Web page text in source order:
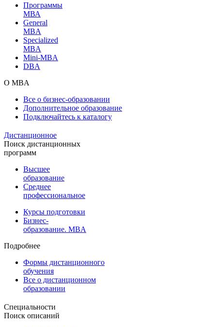
Программы
МВА
General
MBA
Specialized
MBA
Mini-MBA
DBA
О MBA
Все о бизнес-образовании
Дополнительное образование
Подключайтесь к каталогу
Дистанционное
Поиск дистанционных
программ
Высшее
образование
Среднее
профессиональное
Курсы подготовки
Бизнес-
образование. MBA
Подробнее
Формы дистанционного
обучения
Все о дистанционном
образовании
Специальности
Поиск описаний